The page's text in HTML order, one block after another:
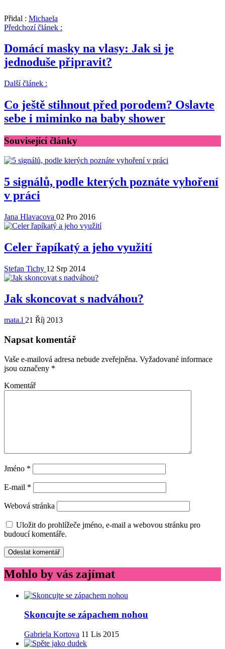
Přidal : Michaela
Předchozí článek :
Domácí masky na vlasy: Jak si je
jednoduše připravit?
Další článek :
Co ještě stihnout před porodem? Oslavte
sebe i miminko na baby shower
Související články
5 signálů, podle kterých poznáte vyhoření
v práci
Jana Hlavacova 02 Pro 2016
Celer řapíkatý a jeho využití
Stefan Tichy 12 Srp 2014
Jak skoncovat s nadváhou?
mata.l 21 Říj 2013
Napsat komentář
Vaše e-mailová adresa nebude zveřejněna. Vyžadované informace
jsou označeny *
Komentář
Jméno *
E-mail *
Webová stránka
Uložit do prohlížeče jméno, e-mail a webovou stránku pro
budoucí komentáře.
Mohlo by vás zajímat
Skoncujte se zápachem nohou
Gabriela Kortova 11 Lis 2015